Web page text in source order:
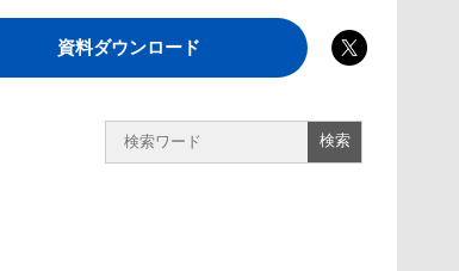
資料ダウンロード